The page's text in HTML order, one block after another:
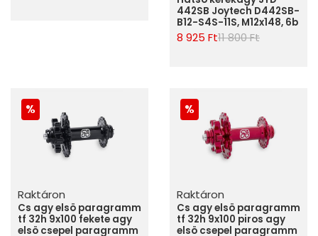
442SB Joytech D442SB-
B12-S4S-11S, M12x148, 6b
8 925 Ft11 800 Ft
Raktáron
Cs agy elsö paragramm
tf 32h 9x100 fekete agy
elsö csepel paragramm
Raktáron
Cs agy elsö paragramm
tf 32h 9x100 piros agy
elsö csepel paragramm